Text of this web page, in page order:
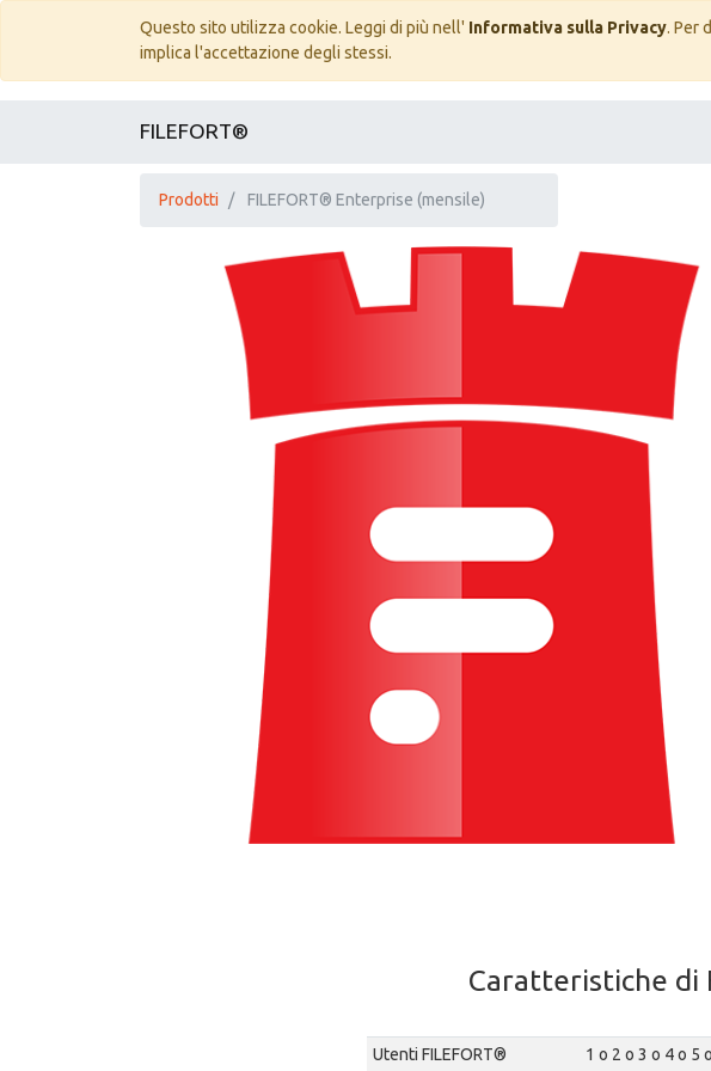
Questo sito utilizza cookie. Leggi di più nell' Informativa sulla Privacy. Per
implica l'accettazione degli stessi.
FILEFORT®
Prodotti FILEFORT® Enterprise (mensile)
Caratteristiche di
Utenti FILEFORT®
1 o 2 o 3 o 4 o 5